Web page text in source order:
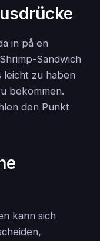
in på en
Sandwich
leicht zu haben
bekommen.
den Punkt
kann sich